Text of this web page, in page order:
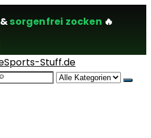
&sorgenfrei zocken 🔥